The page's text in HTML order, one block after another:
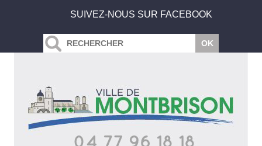
SUIVEZ-NOUS SUR FACEBOOK